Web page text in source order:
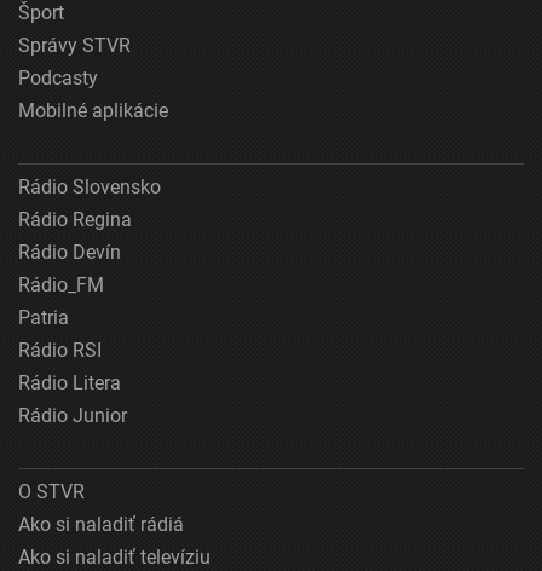
Šport
Správy STVR
Podcasty
Mobilné aplikácie
Rádio Slovensko
Rádio Regina
Rádio Devín
Rádio_FM
Patria
Rádio RSI
Rádio Litera
Rádio Junior
O STVR
Ako si naladiť rádiá
Ako si naladiť televíziu